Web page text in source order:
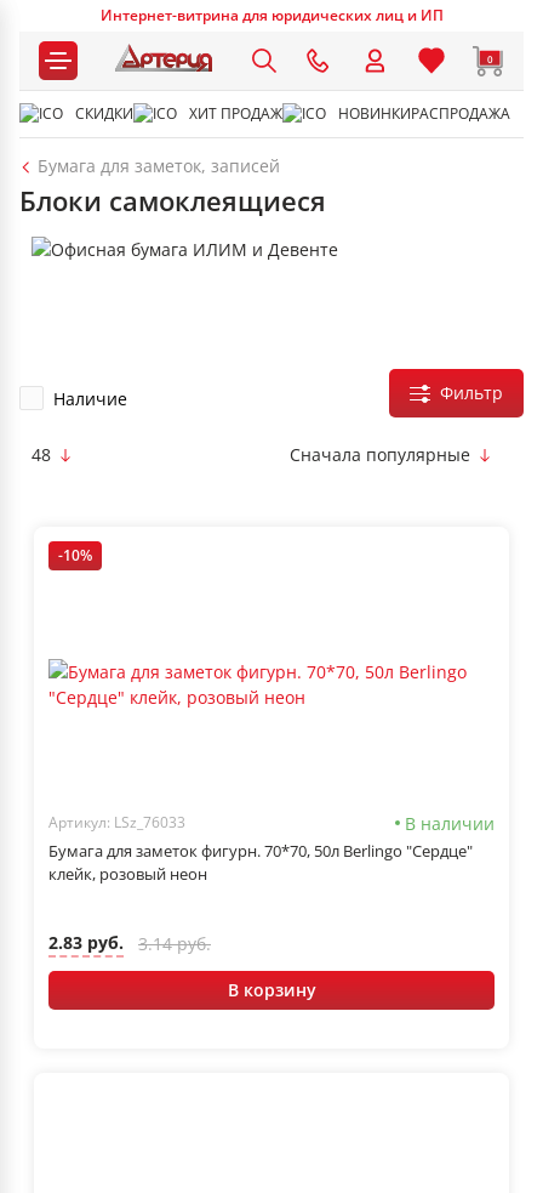
Интернет-витрина для юридических лиц и ИП
0
СКИДКИ ХИТ ПРОДАЖ НОВИНКИРАСПРОДАЖА
Бумага для заметок, записей
Блоки самоклеящиеся
Наличие
48 Сначала популярные
Фильтр
-10%
Артикул: LSz_76033 В наличии
Бумага для заметок фигурн. 70*70, 50л Berlingo "Сердце"
клейк, розовый неон
2.83 руб.
3.14 руб.
В корзину